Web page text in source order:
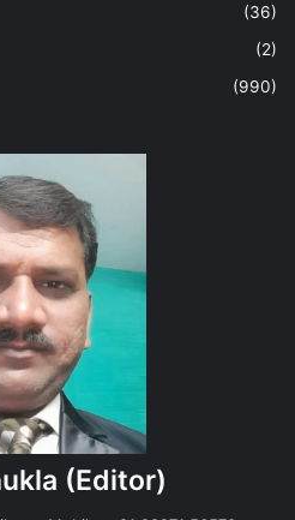
(36)
(2)
(990)
(Editor)